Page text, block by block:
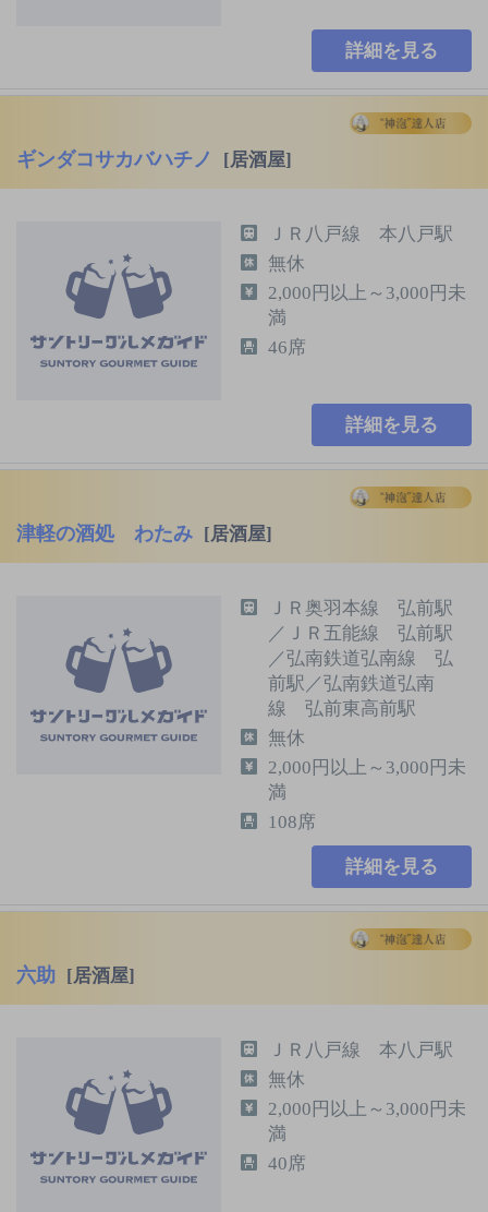
詳細を見る
ギンダコサカバハチノ [居酒屋]
ＪＲ八戸線 本八戸駅
無休
2,000円以上～3,000円未
満
46席
詳細を見る
津軽の酒処 わたみ [居酒屋]
ＪＲ奥羽本線 弘前駅
／ＪＲ五能線 弘前駅
／弘南鉄道弘南線 弘
前駅／弘南鉄道弘南
線 弘前東高前駅
無休
2,000円以上～3,000円未
満
108席
詳細を見る
六助 [居酒屋]
ＪＲ八戸線 本八戸駅
無休
2,000円以上～3,000円未
満
40席